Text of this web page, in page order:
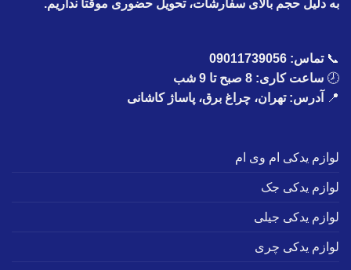
به دلیل حجم بالای سفارشات، تحویل حضوری موقتاً نداریم.
📞تماس: 09011739056
🕗 ساعت کاری: 8 صبح تا 9 شب
📍
آدرس: تهران، چراغ برق، پاساژ کاشانی
لوازم یدکی ام وی ام
لوازم یدکی جک
لوازم یدکی جیلی
لوازم یدکی چری